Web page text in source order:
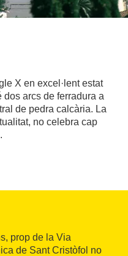
X en excel·lent estat
arcs de ferradura a
de pedra calcària. La
no celebra cap
prop de la Via
de Sant Cristòfol no